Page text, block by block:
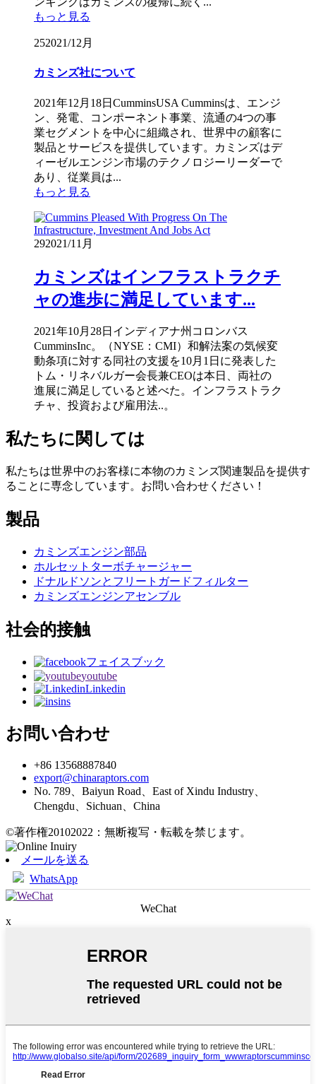
もっと見る
252021/12月
カミンズ社について
2021年12月18日CumminsUSA Cumminsは、エンジ
ン、発電、コンポーネント事業、流通の4つの事
業セグメントを中心に組織され、世界中の顧客に
製品とサービスを提供しています。カミンズはデ
ィーゼルエンジン市場のテクノロジーリーダーで
あり、従業員は...
もっと見る
292021/11月
カミンズはインフラストラクチ
ャの進歩に満足しています...
2021年10月28日インディアナ州コロンバス
CumminsInc。（NYSE：CMI）和解法案の気候変
動条項に対する同社の支援を10月1日に発表した
トム・リネバルガー会長兼CEOは本日、両社の
進展に満足していると述べた。インフラストラク
チャ、投資および雇用法..。
私たちに関しては
私たちは世界中のお客様に本物のカミンズ関連製品を提供す
ることに専念しています。お問い合わせください！
製品
カミンズエンジン部品
ホルセットターボチャージャー
ドナルドソンとフリートガードフィルター
カミンズエンジンアセンブル
社会的接触
フェイスブック
youtube
Linkedin
ins
お問い合わせ
+86 13568887840
export@chinaraptors.com
No. 789、Baiyun Road、East of Xindu Industry、
Chengdu、Sichuan、China
©著作権20102022：無断複写・転載を禁じます。
メールを送る
WhatsApp
WeChat
x